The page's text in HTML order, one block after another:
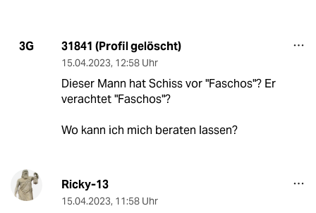
3G 31841 (Profil gelöscht)
15.04.2023, 12:58 Uhr
Dieser Mann hat Schiss vor "Faschos"? Er
verachtet "Faschos"?
Wo kann ich mich beraten lassen?
Ricky-13
15.04.2023, 11:58 Uhr